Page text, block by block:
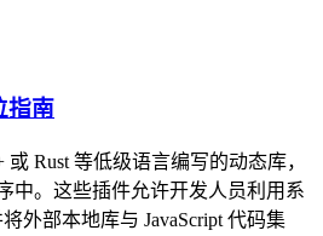
指南
或 Rust 等低级语言编写的动态库，
中。这些插件允许开发人员利用系
外部本地库与 JavaScript 代码集